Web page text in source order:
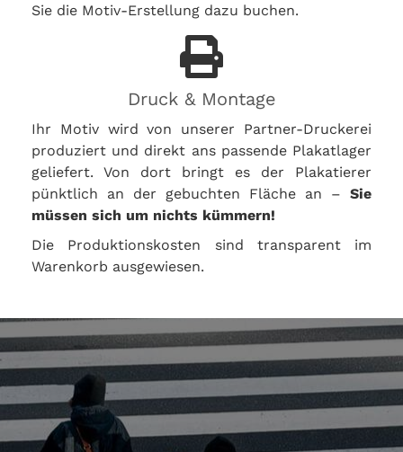
Sie die Motiv-Erstellung dazu buchen.
Druck & Montage
Ihr Motiv wird von unserer Partner-Druckerei
produziert und direkt ans passende Plakatlager
geliefert. Von dort bringt es der Plakatierer
pünktlich an der gebuchten Fläche an – Sie
müssen sich um nichts kümmern!
Die Produktionskosten sind transparent im
Warenkorb ausgewiesen.